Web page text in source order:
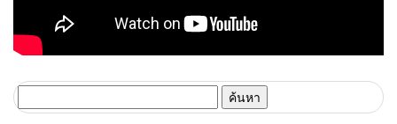
สำหรับ: